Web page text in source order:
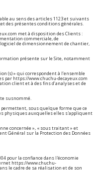
au sens des articles 1123 et suivants
des présentes conditions générales.
met à disposition des Clients :
commerciale, de
de dimensionnement de chantier,
présente sur le Site, notamment
(s) » qui correspondent à l’ensemble
par https://www.chuchu-decayeux.com
client et à des fins d’analyses et de
susnommé.
sous quelque forme que ce
physiques auxquelles elles s'appliquent
concernée », « sous traitant » et
Général sur la Protection des Données
pour la confiance dans l'économie
https://www.chuchu-
le cadre de sa réalisation et de son